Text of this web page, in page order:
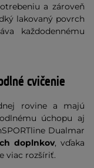
a zároveň
lakovaný povrch
každodennému
cvičenie
rovine a majú
úchopu aj
Dualmar
doplnkov, vďaka
viac rozšíriť.